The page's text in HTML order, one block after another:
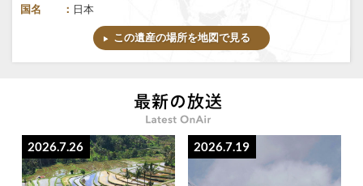
国名 ： 日本
この遺産の場所を地図で見る
2026.7.26 2026.7.19